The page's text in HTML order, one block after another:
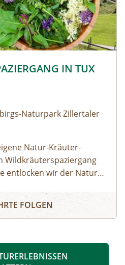
Zillertaler Alpen
IN TUX
Naturpark Zillertaler
Natur-Kräuter-
Wildkräuterspaziergang
entlocken wir der Natur
tolle Natur-Apotheke ist
richtige
und Wurzeln und
IN TUX
FOLGEN